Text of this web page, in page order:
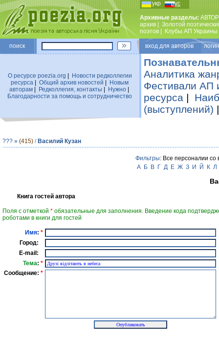
укр рус
Архивные разделы:
архив
Золотой
поэтов
Клубы АП Украины
поиск вход для авторов
О ресурсе poezia.org
Новости редколлегии
ресурса
Общий архив новостей
Новым
авторам| Редколлегия, контакты Нужно|
Благодарности за помощь и сотрудничество
Аналитика
Фестивали АП
ресурса |
(выступлений)
??? » (415) / Василий Кузан
Фильтры: Все персоналии со
А
Б В Г Д Е Ж З И Й К Л
Книга гостей автора
Поля с отметкой * обязательные для заполнения. Введение кода
роботами в книги для гостей
Имя: *
Город:
E-mail:
Тема: *
Сообщение: *